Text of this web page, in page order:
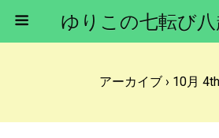
ゆりこの七転び
アーカイブ › 10月